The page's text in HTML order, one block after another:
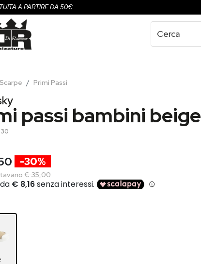
A PARTIRE DA 50€
Scarpe Primi Passi
passi bambini beige
-30%
€ 35,00